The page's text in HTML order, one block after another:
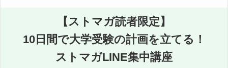
【ストマガ読者限定】
10日間で大学受験の計画を立てる！
ストマガLINE集中講座